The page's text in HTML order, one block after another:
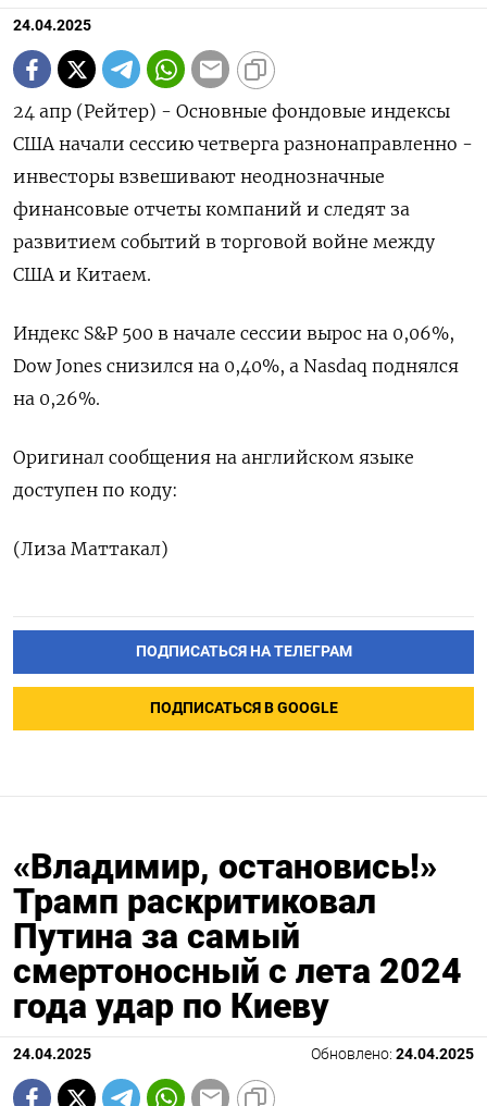
24.04.2025
24 апр (Рейтер) - Основные фондовые индексы
США начали сессию четверга разнонаправленно -
инвесторы взвешивают неоднозначные
финансовые отчеты компаний и следят за
развитием событий в торговой войне между
США и Китаем.
Индекс S&P 500 в начале сессии вырос на 0,06%,
Dow Jones снизился на 0,40%, а Nasdaq поднялся
на 0,26%.
Оригинал сообщения на английском языке
доступен по коду:
(Лиза Маттакал)
ПОДПИСАТЬСЯ НА ТЕЛЕГРАМ
ПОДПИСАТЬСЯ В GOOGLE
«Владимир, остановись!»
Трамп раскритиковал
Путина за самый
смертоносный с лета 2024
года удар по Киеву
24.04.2025 Обновлено: 24.04.2025